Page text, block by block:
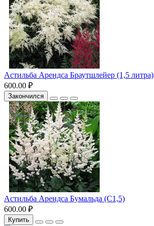
Астильба Арендса Браутшлейер (1,5 литра)
600.00 ₽
Закончился
Астильба Арендса Бумальда (С1,5)
600.00 ₽
Купить